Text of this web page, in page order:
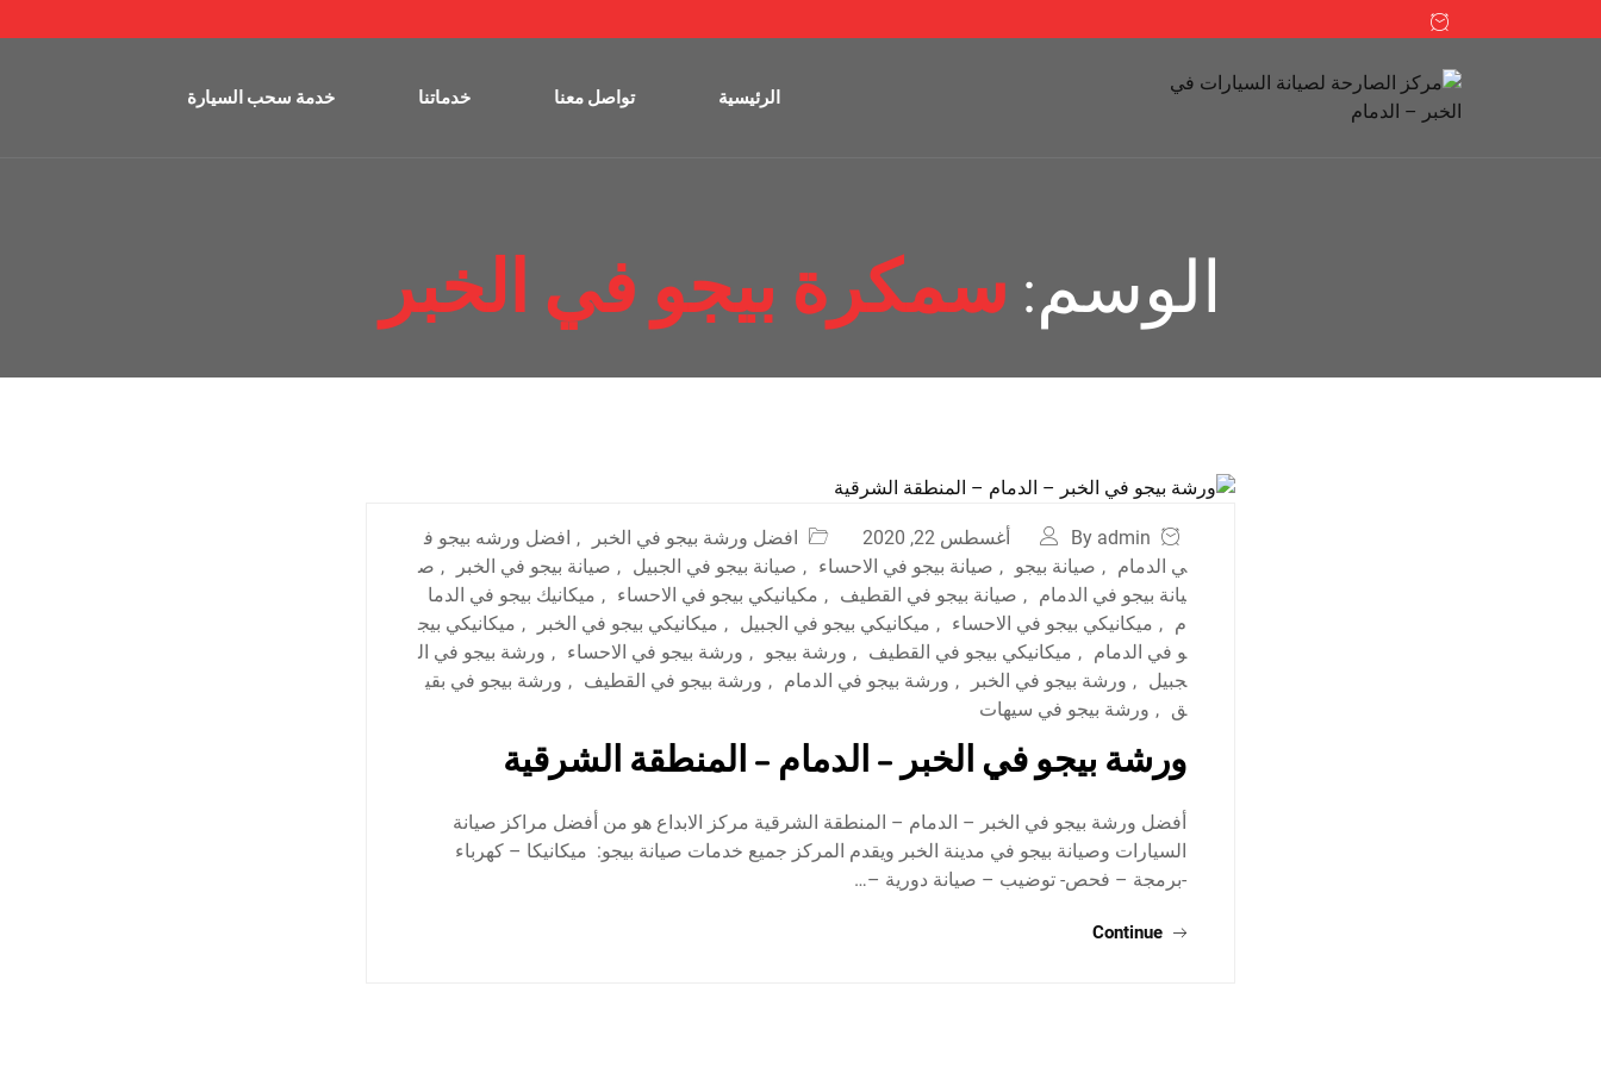
الرئيسية تواصل معنا خدماتنا خدمة سحب السيارة
الوسم: سمكرة بيجو في الخبر
By admin أغسطس 22, 2020 افضل ورشة بيجو في الخبر , افضل ورشه بيجو ف
ي الدمام , صيانة بيجو , صيانة بيجو في الاحساء , صيانة بيجو في الجبيل , صيانة بيجو في الخبر , ص
يانة بيجو في الدمام , صيانة بيجو في القطيف , مكيانيكي بيجو في الاحساء , ميكانيك بيجو في الدما
م , ميكانيكي بيجو في الاحساء , ميكانيكي بيجو في الجبيل , ميكانيكي بيجو في الخبر , ميكانيكي بيج
و في الدمام , ميكانيكي بيجو في القطيف , ورشة بيجو , ورشة بيجو في الاحساء , ورشة بيجو في ال
جبيل , ورشة بيجو في الخبر , ورشة بيجو في الدمام , ورشة بيجو في القطيف , ورشة بيجو في بقي
ق , ورشة بيجو في سيهات
ورشة بيجو في الخبر – الدمام – المنطقة الشرقية
أفضل ورشة بيجو في الخبر – الدمام – المنطقة الشرقية مركز الابداع هو من أفضل مراكز صيانة
السيارات وصيانة بيجو في مدينة الخبر ويقدم المركز جميع خدمات صيانة بيجو: ميكانيكا – كهرباء
-برمجة – فحص- توضيب – صيانة دورية –…
Continue